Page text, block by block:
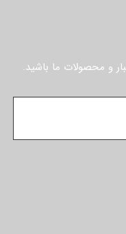
و محصولات ما باشید.